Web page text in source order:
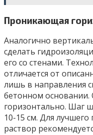
Проникающая
Аналогично
сделать
его со стенами.
отличается от
лишь в направления
бетонном основании.
горизонтально. Шаг
10-15 см. Для
раствор